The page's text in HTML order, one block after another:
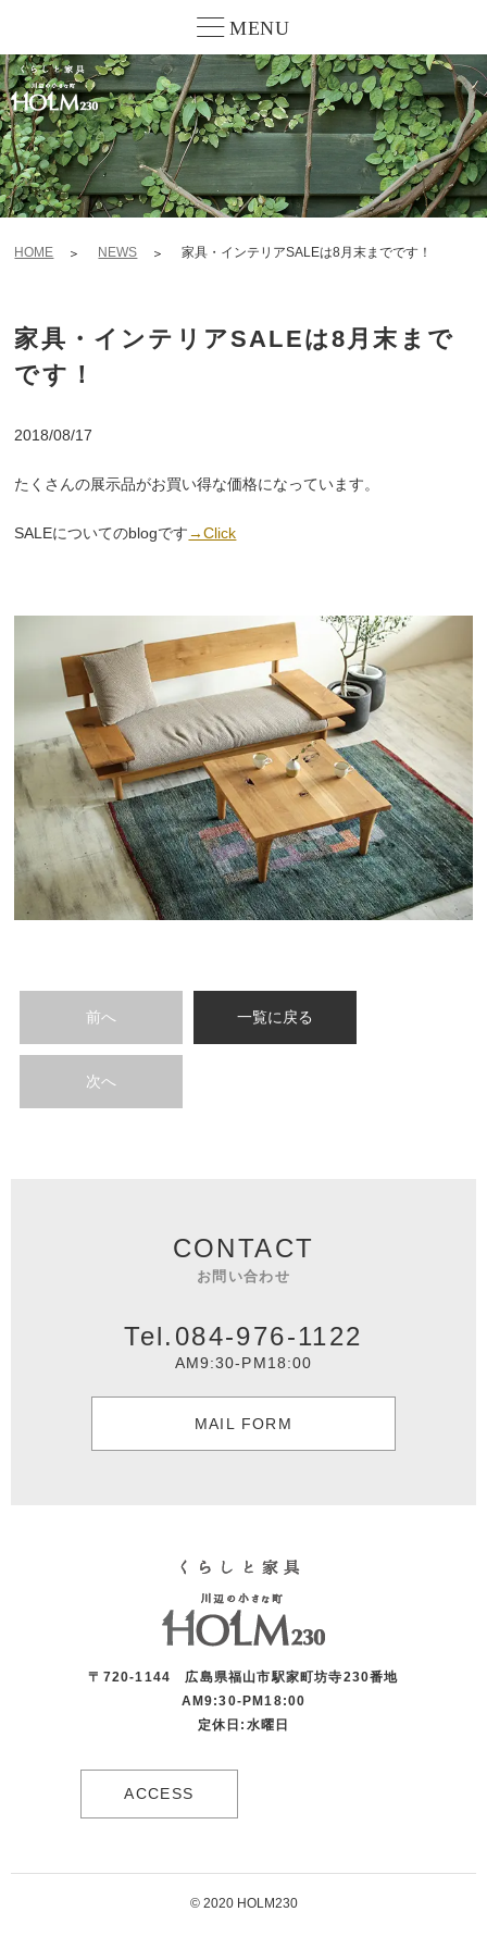
MENU
HOME NEWS 家具・インテリアSALEは8月末までです！
家具・インテリアSALEは8月末まで
です！
2018/08/17
たくさんの展示品がお買い得な価格になっています。
SALEについてのblogです→Click
前へ 一覧に戻る
次へ
CONTACT
お問い合わせ
Tel.084-976-1122
AM9:30-PM18:00
MAIL FORM
〒720-1144 広島県福山市駅家町坊寺230番地
AM9:30-PM18:00
定休日:水曜日
ACCESS
© 2020 HOLM230